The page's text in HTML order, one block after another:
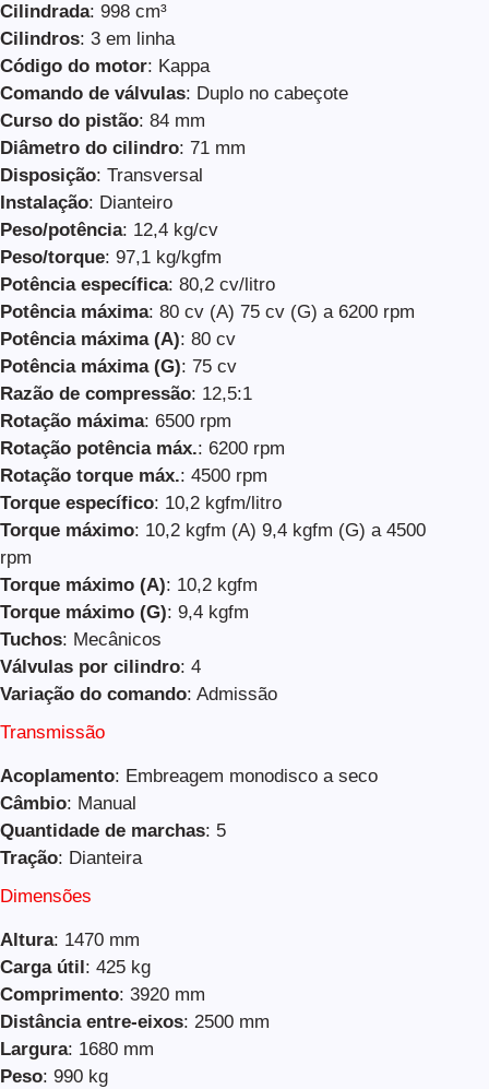
Cilindrada: 998 cm³
Cilindros: 3 em linha
Código do motor: Kappa
Comando de válvulas: Duplo no cabeçote
Curso do pistão: 84 mm
Diâmetro do cilindro: 71 mm
Disposição: Transversal
Instalação: Dianteiro
Peso/potência: 12,4 kg/cv
Peso/torque: 97,1 kg/kgfm
Potência específica: 80,2 cv/litro
Potência máxima: 80 cv (A) 75 cv (G) a 6200 rpm
Potência máxima (A): 80 cv
Potência máxima (G): 75 cv
Razão de compressão: 12,5:1
Rotação máxima: 6500 rpm
Rotação potência máx.: 6200 rpm
Rotação torque máx.: 4500 rpm
Torque específico: 10,2 kgfm/litro
Torque máximo: 10,2 kgfm (A) 9,4 kgfm (G) a 4500
rpm
Torque máximo (A): 10,2 kgfm
Torque máximo (G): 9,4 kgfm
Tuchos: Mecânicos
Válvulas por cilindro: 4
Variação do comando: Admissão
Transmissão
Acoplamento: Embreagem monodisco a seco
Câmbio: Manual
Quantidade de marchas: 5
Tração: Dianteira
Dimensões
Altura: 1470 mm
Carga útil : 425 kg
Comprimento: 3920 mm
Distância entre-eixos: 2500 mm
Largura: 1680 mm
Peso: 990 kg